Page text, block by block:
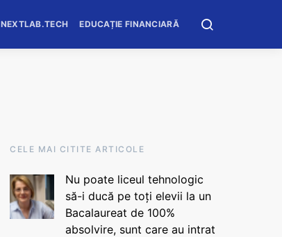
NEXTLAB.TECH EDUCAȚIE FINANCIARĂ
CELE MAI CITITE ARTICOLE
Nu poate liceul tehnologic
să-i ducă pe toți elevii la un
Bacalaureat de 100%
absolvire, sunt care au intrat